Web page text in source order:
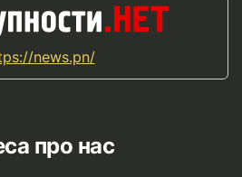
news.pn/
про нас